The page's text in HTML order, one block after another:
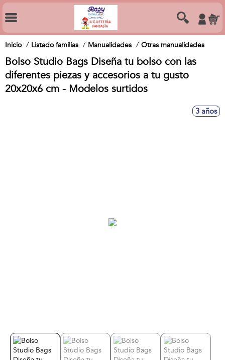
Inicio Listado familias Manualidades Otras manualidades
Bolso Studio Bags Diseña tu bolso con las
diferentes piezas y accesorios a tu gusto
20x20x6 cm - Modelos surtidos
3 años